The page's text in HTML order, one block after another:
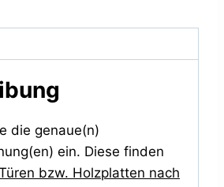
die genaue(n)
ein. Diese finden
bzw. Holzplatten nach